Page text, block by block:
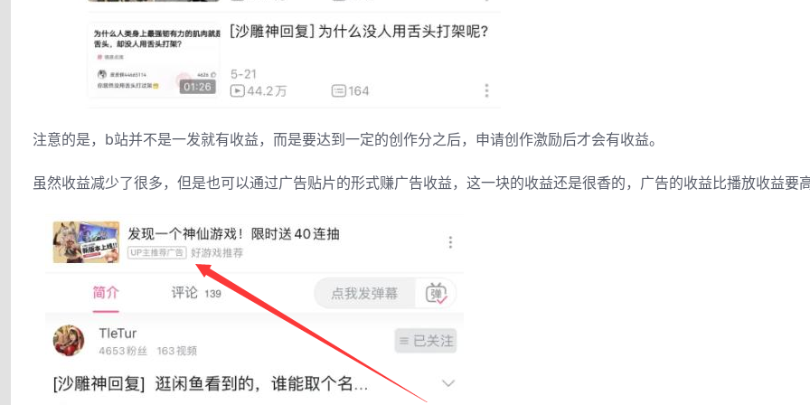
注意的是，b站并不是一发就有收益，而是要达到一定的创作分之后，申请创作激励后才会有收益。
虽然收益减少了很多，但是也可以通过广告贴片的形式赚广告收益，这一块的收益还是很香的，广告的收益比播放收益要